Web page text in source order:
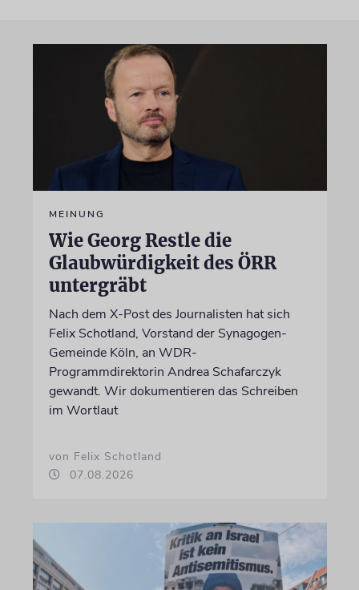
MEINUNG
Wie Georg Restle die
Glaubwürdigkeit des ÖRR
untergräbt
Nach dem X-Post des Journalisten hat sich
Felix Schotland, Vorstand der Synagogen-
Gemeinde Köln, an WDR-
Programmdirektorin Andrea Schafarczyk
gewandt. Wir dokumentieren das Schreiben
im Wortlaut
von Felix Schotland
07.08.2026